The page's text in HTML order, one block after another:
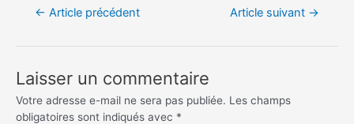
Navigation
← Article précédent Article suivant →
Laisser un commentaire
Votre adresse e-mail ne sera pas publiée. Les champs
obligatoires sont indiqués avec *